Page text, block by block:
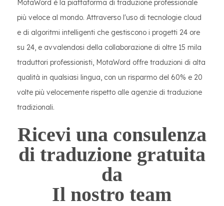
MotaWord è la piattaforma di traduzione professionale
più veloce al mondo. Attraverso l'uso di tecnologie cloud
e di algoritmi intelligenti che gestiscono i progetti 24 ore
su 24, e avvalendosi della collaborazione di oltre 15 mila
traduttori professionisti, MotaWord offre traduzioni di alta
qualità in qualsiasi lingua, con un risparmo del 60% e 20
volte più velocemente rispetto alle agenzie di traduzione
tradizionali.
Ricevi una consulenza
di traduzione gratuita
da
Il nostro team